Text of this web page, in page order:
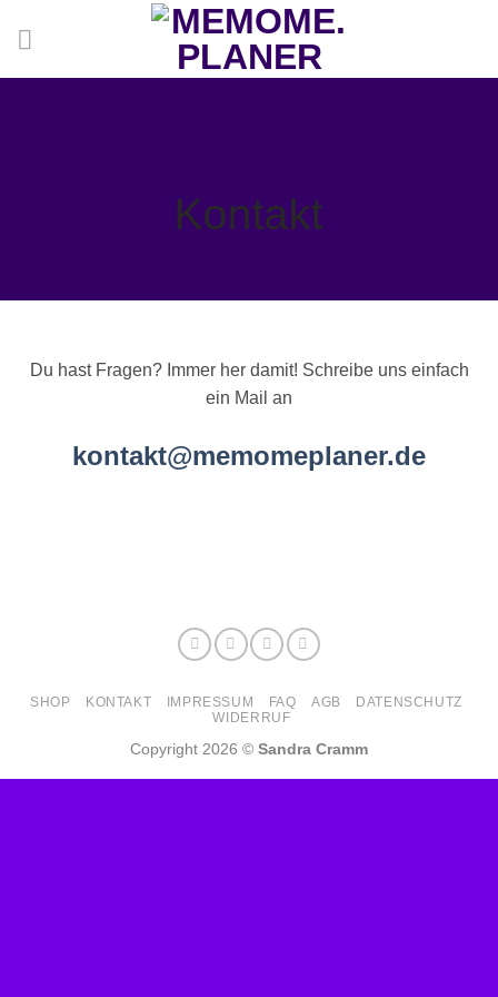
Kontakt
Du hast Fragen? Immer her damit! Schreibe uns einfach
ein Mail an
kontakt@memomeplaner.de
SHOP KONTAKT IMPRESSUM FAQ AGB
DATENSCHUTZ
WIDERRUF
Copyright 2026 © Sandra Cramm